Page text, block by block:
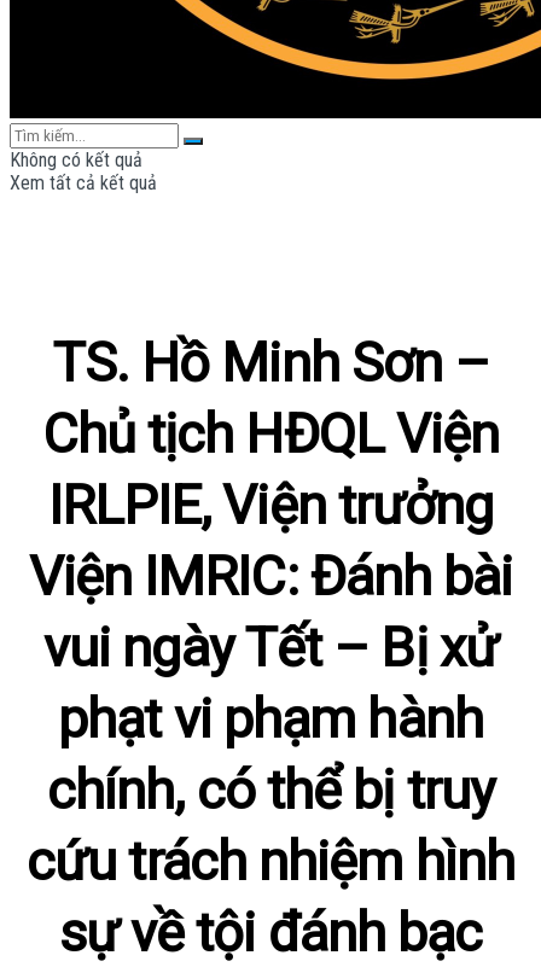
Không có kết quả
Xem tất cả kết quả
TS. Hồ Minh Sơn –
Chủ tịch HĐQL Viện
IRLPIE, Viện trưởng
Viện IMRIC: Đánh bài
vui ngày Tết – Bị xử
phạt vi phạm hành
chính, có thể bị truy
cứu trách nhiệm hình
sự về tội đánh bạc